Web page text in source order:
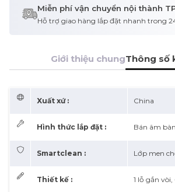
Miễn phí vận chuyển nội thành
Hỗ trợ giao hàng lắp đặt nhanh trong
Giới thiệu chungThông số
Xuất xứ : China
Hình thức lắp đặt : Bán âm
Smartclean : Lớp men
Thiết kế : 1 lỗ gắn